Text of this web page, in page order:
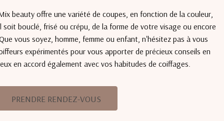
beauty offre une variété de coupes, en fonction de la couleur,
soit bouclé, frisé ou crépu, de la forme de votre visage ou encore
vous soyez, homme, femme ou enfant, n'hésitez pas à vous
expérimentés pour vous apporter de précieux conseils en
en accord également avec vos habitudes de coiffages.
PRENDRE RENDEZ-VOUS